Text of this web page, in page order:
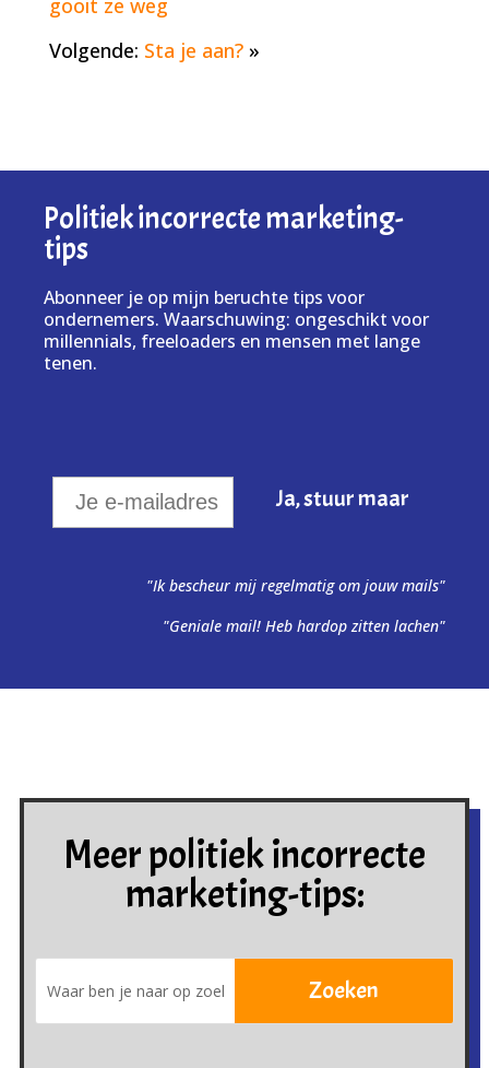
Volgende: Sta je aan?»
Politiek incorrecte marketing-
tips
Abonneer je op mijn beruchte tips voor
ondernemers. Waarschuwing: ongeschikt voor
millennials, freeloaders en mensen met lange
tenen.
"Ik bescheur mij regelmatig om jouw mails"
"Geniale mail! Heb hardop zitten lachen"
Meer politiek incorrecte
marketing-tips: